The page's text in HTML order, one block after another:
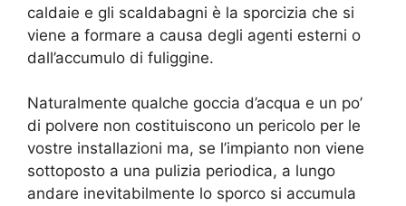
caldaie e gli scaldabagni è la sporcizia che si
viene a formare a causa degli agenti esterni o
dall’accumulo di fuliggine.
Naturalmente qualche goccia d’acqua e un po’
di polvere non costituiscono un pericolo per le
vostre installazioni ma, se l’impianto non viene
sottoposto a una pulizia periodica, a lungo
andare inevitabilmente lo sporco si accumula